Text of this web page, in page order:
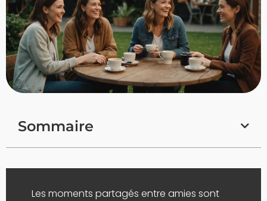
Sommaire
Les moments partagés entre amies sont